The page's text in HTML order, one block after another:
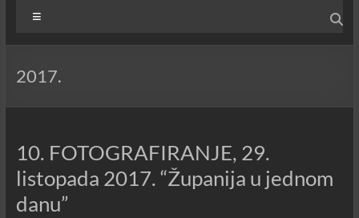
2017.
10. FOTOGRAFIRANJE, 29.
listopada 2017. “Županija u jednom
danu”